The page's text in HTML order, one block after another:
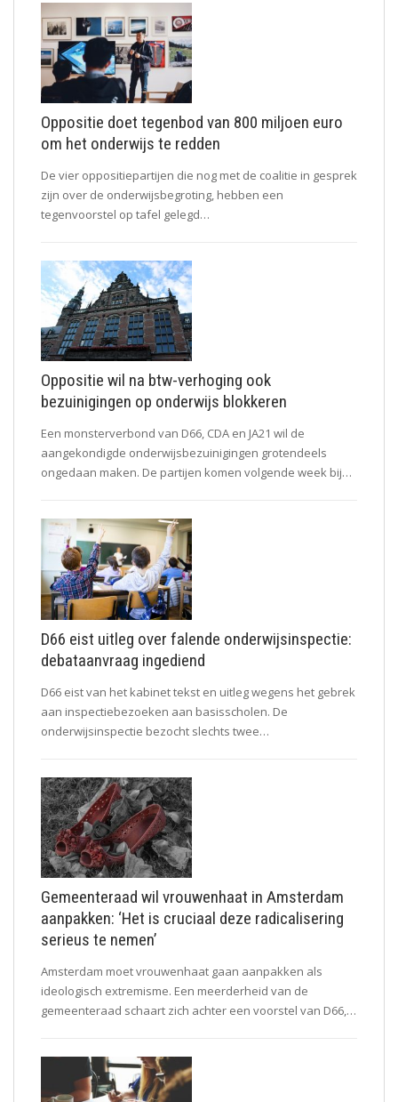
Oppositie doet tegenbod van 800 miljoen euro
om het onderwijs te redden
De vier oppositiepartijen die nog met de coalitie in gesprek
zijn over de onderwijsbegroting, hebben een
tegenvoorstel op tafel gelegd…
Oppositie wil na btw-verhoging ook
bezuinigingen op onderwijs blokkeren
Een monsterverbond van D66, CDA en JA21 wil de
aangekondigde onderwijsbezuinigingen grotendeels
ongedaan maken. De partijen komen volgende week bij…
D66 eist uitleg over falende onderwijsinspectie:
debataanvraag ingediend
D66 eist van het kabinet tekst en uitleg wegens het gebrek
aan inspectiebezoeken aan basisscholen. De
onderwijsinspectie bezocht slechts twee…
Gemeenteraad wil vrouwenhaat in Amsterdam
aanpakken: ‘Het is cruciaal deze radicalisering
serieus te nemen’
Amsterdam moet vrouwenhaat gaan aanpakken als
ideologisch extremisme. Een meerderheid van de
gemeenteraad schaart zich achter een voorstel van D66,…